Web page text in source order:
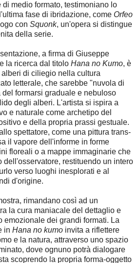
medio formato, testimoniano lo
fase di ibridazione, come Orfeo
con Squonk, un'opera si distingue
della serie.
a firma di Giuseppe
la ricerca dal titolo Hana no Kumo, è
di ciliegio nella cultura
letterale, che sarebbe "nuvola di
formarsi graduale e nebuloso
degli alberi. L'artista si ispira a
e naturale come archetipo del
e della propria prassi gestuale.
spettatore, come una pittura trans-
il vapore dell'informe in forme
floreali o a mappe immaginarie che
dell'osservatore, restituendo un intero
verso luoghi inesplorati e al
d'origine.
rimandano così ad un
la cura maniacale del dettaglio e
emozionale dei grandi formati. La
in Hana no kumo invita a riflettere
e la natura, attraverso uno spazio
dove ognuno potrà dialogare
scoprendo la propria forma-oggetto